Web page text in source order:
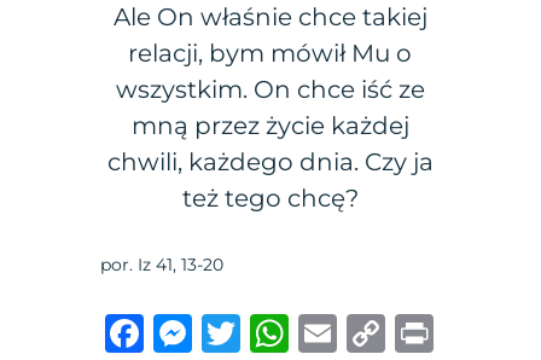
Ale On właśnie chce takiej
relacji, bym mówił Mu o
wszystkim. On chce iść ze
mną przez życie każdej
chwili, każdego dnia. Czy ja
też tego chcę?
por. Iz 41, 13-20
F
M T
W E
C